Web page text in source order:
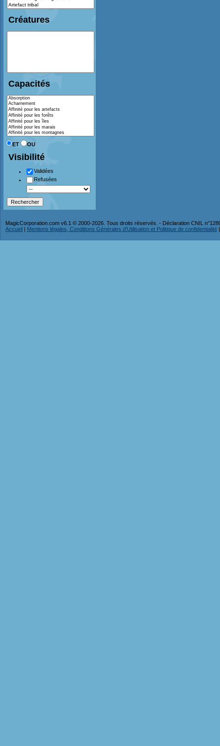
Créatures
Capacités
ET OU
Visibilité
Validées
Refusées
MagicCorporation.com v6.1 © 2000-2026. Tous droits réservés. - Déclaration CNIL
Accueil | Mentions légales, Conditions Générales d'Utilisation et Politique de confidentialité